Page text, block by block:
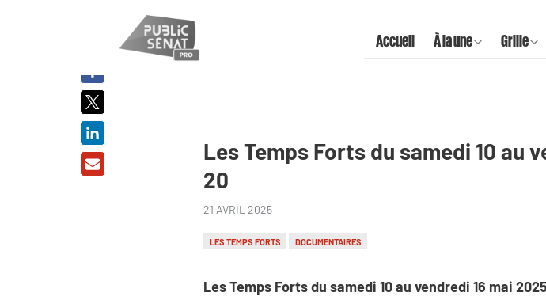
Accueil À la une Grille
Les Temps Forts du samedi 10 au
20
21 AVRIL 2025
LES TEMPS FORTS DOCUMENTAIRES
Les Temps Forts du samedi 10 au vendredi 16 mai